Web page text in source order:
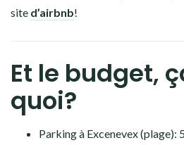
site d’airbnb!
Et le budget,
quoi?
Parking à Excenevex (plage):